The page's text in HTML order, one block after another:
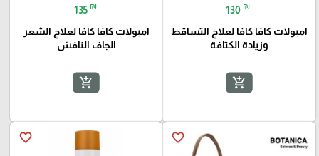
130 ₪
امبولات كافا كافا لعلاج التساقط
وزيادة الكثافة
add_shopping_cart
135 ₪
امبولات كافا كافا لعلاج الشعر
الجاف النافش
add_shopping_cart
favorite_border
favorite_border